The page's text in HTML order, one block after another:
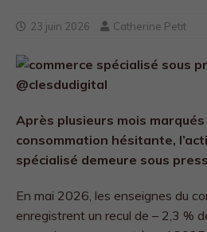
23 juin 2026 Catherine Petit
Après plusieurs mois
consommation hésitante,
spécialisé demeure sous
En mai 2026, les enseignes du
enregistrent un recul de – 2,3 %